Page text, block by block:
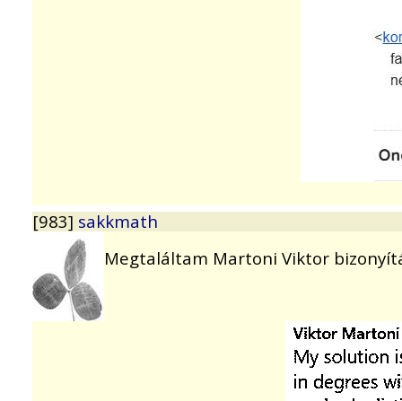
[983] sakkmath
Megtaláltam Martoni Viktor